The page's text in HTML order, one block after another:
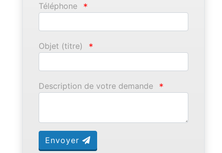
Téléphone *
Objet (titre) *
Description de votre demande *
Envoyer